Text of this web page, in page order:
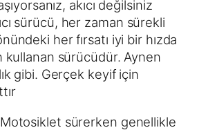
akıcı değilsiniz
sürücü, her zaman sürekli
her fırsatı iyi bir hızda
kullanan sürücüdür. Aynen
gibi. Gerçek keyif için
sürerken genellikle